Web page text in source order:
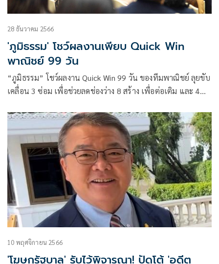
28 ธันวาคม 2566
'ภูมิธรรม' โชว์ผลงานเพียบ Quick Win
พาณิชย์ 99 วัน
“ภูมิธรรม” โชว์ผลงาน Quick Win 99 วัน ของทีมพาณิชย์ ลุยขับ
เคลื่อน 3 ซ่อม เพื่อช่วยลดช่องว่าง 8 สร้าง เพื่อต่อเติม และ 4
เล็ก SMEs เกษตรกร มีรายได้ สร้างความหวัง และสร้างความเข้ม
แข็งให้เศรษฐกิจไทย
10 พฤศจิกายน 2566
'โฆษกรัฐบาล' รับไว้พิจารณา! ปัดโต้ 'อดีต